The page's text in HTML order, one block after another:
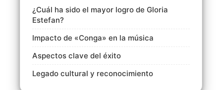
¿Cuál ha sido el mayor logro de Gloria
Estefan?
Impacto de «Conga» en la música
Aspectos clave del éxito
Legado cultural y reconocimiento